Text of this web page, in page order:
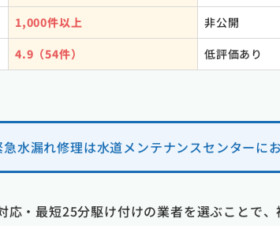
1,000件以上
非公開
4.9（54件） 低評価あり
水漏れ修理は水道メンテナンスセンターに
・最短25分駆け付けの業者を選ぶことで、